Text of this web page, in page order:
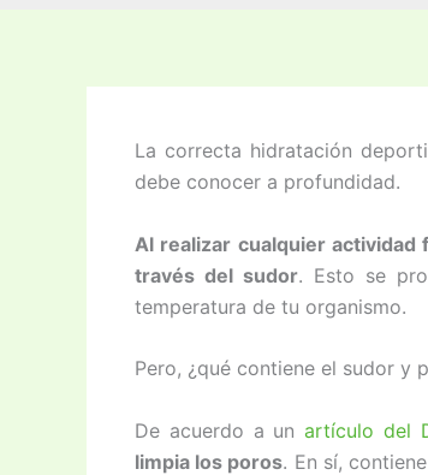
La correcta hidratación
debe conocer a profundidad.
Al realizar cualquier actividad
través del sudor. Esto se
temperatura de tu organismo.
Pero, ¿qué contiene el sudor y
De acuerdo a un artículo del
limpia los poros. En sí,